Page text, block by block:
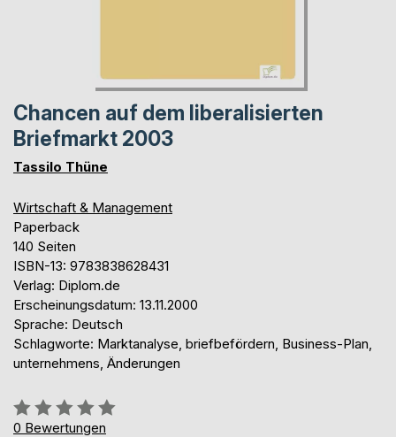
Chancen auf dem liberalisierten
Briefmarkt 2003
Tassilo Thüne
Wirtschaft & Management
Paperback
140 Seiten
ISBN-13: 9783838628431
Verlag: Diplom.de
Erscheinungsdatum: 13.11.2000
Sprache: Deutsch
Schlagworte: Marktanalyse, briefbefördern, Business-Plan,
unternehmens, Änderungen
Bewertung::
0%
0 Bewertungen